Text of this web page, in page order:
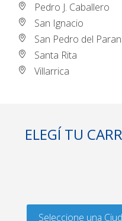
Pedro J. Caballero
San Ignacio
San Pedro del
Santa Rita
Villarrica
ELEGÍ TU